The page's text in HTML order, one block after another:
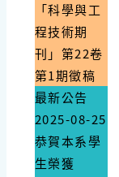
「科學與工
程技術期
刊」第22卷
第1期徵稿
最新公告
2025-08-25
恭賀本系學
生榮獲